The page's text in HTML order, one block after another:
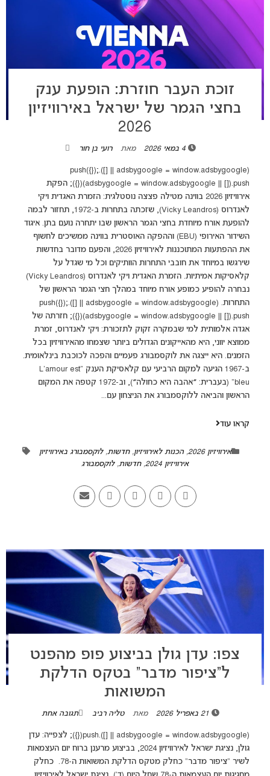
זוכת העבר חוזרת: הופעת ענק
בחצי הגמר של ישראל באירוויזיון
2026
מאת רועי בן חור
(adsbygoogle = window.adsbygoogle || []).push({});
(adsbygoogle = window.adsbygoogle || []).push({}); הפקת
אירוויזיון 2026 בווינה מטילה פצצה נוסטלגית: הזמרת האגדית ויקי
לאנדרוס (Vicky Leandros), שזכתה בתחרות ב-1972, תחזור לבמה
להופעת אורח מיוחדת בחצי הגמר הראשון שבו יתחרה נועם בתן. איגוד
השידור האירופי (EBU) וההפקה האוסטרית בווינה ממשיכים לחשוף
את ההפתעות המתוכננות לאירוויזיון 2026, והפעם מדובר בחדשות
שירגשו במיוחד את חובבי התחרות הוותיקים וכל מי שגדל על
קלאסיקות אמיתיות. הזמרת האגדית ויקי לאנדרוס (Vicky Leandros)
נבחרה להופיע כמופע אורח מיוחד במהלך חצי הגמר הראשון של
התחרות. (adsbygoogle = window.adsbygoogle || []).push({});
(adsbygoogle = window.adsbygoogle || []).push({}); חזרתה של
אגדה אלמותית למי שבמקרה זקוק לתזכורת: ויקי לאנדרוס, זמרת
ממוצא יווני, היא מהאייקונים הגדולים ביותר שצמחו מהאירוויזיון בכל
הזמנים. היא ייצגה את לוקסמבורג פעמיים והפכה לכוכבת בינלאומית.
ב-1967 הגיעה למקום הרביעי עם קלאסיקת הענק "L'amour est
bleu" (בעברית: ״אהבה היא כחולה״), וב-1972 קטפה את המקום
הראשון והביאה ללוקסמבורג את הניצחון עם...
קראו עוד
אירוויזיון 2026 ,הכנות לאירוויזיון,חדשות,לוקסמבורג באירוויזיון
אירוויזיון 2024
,חדשות,לוקסמבורג
צפו: עדן גולן בביצוע פופ מהפנט
ל”ציפור מדבר” בטקס הדלקת
המשואות
מאת טליה רביב תגובה אחת
(adsbygoogle = window.adsbygoogle || []).push({}); לצפייה: עדן
גולן, נציגת ישראל לאירוויזיון 2024, בביצוע מרענן ברוח יום העצמאות
לשיר "ציפור מדבר" כחלק מטקס הדלקת המשואות ה-78. כחלק